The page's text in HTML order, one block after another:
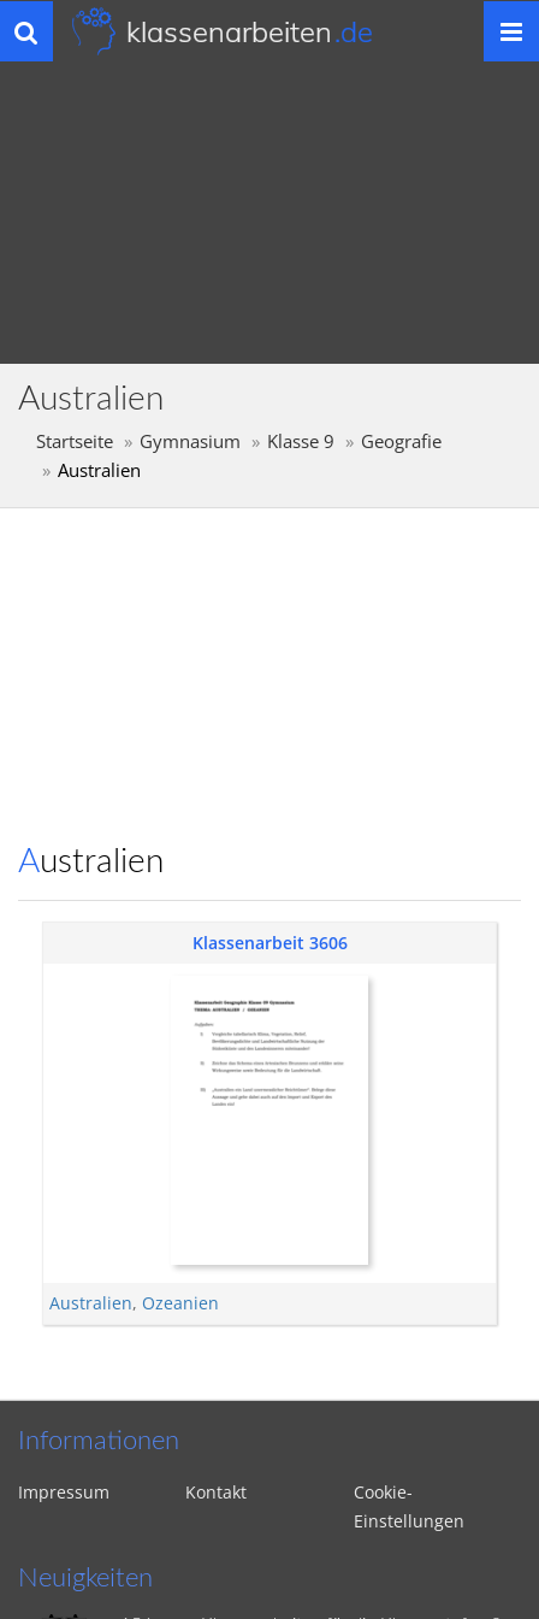
Toggle
navigation
klassenarbeiten.de
Australien
Startseite Gymnasium Klasse 9
Geografie
Australien
Australien
Klassenarbeit 3606
Australien, Ozeanien
Informationen
Impressum Kontakt
Cookie-
Einstellungen
Neuigkeiten